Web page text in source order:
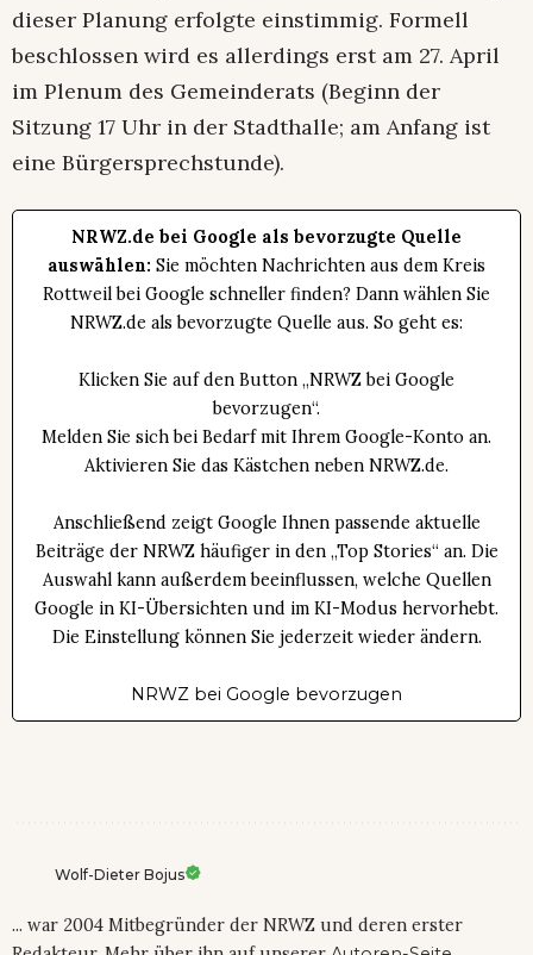
dieser Planung erfolgte einstimmig. Formell
beschlossen wird es allerdings erst am 27. April
im Plenum des Gemeinderats (Beginn der
Sitzung 17 Uhr in der Stadthalle; am Anfang ist
eine Bürgersprechstunde).
NRWZ.de bei Google als bevorzugte Quelle
auswählen: Sie möchten Nachrichten aus dem Kreis
Rottweil bei Google schneller finden? Dann wählen Sie
NRWZ.de als bevorzugte Quelle aus. So geht es:
Klicken Sie auf den Button „NRWZ bei Google
bevorzugen“.
Melden Sie sich bei Bedarf mit Ihrem Google-Konto an.
Aktivieren Sie das Kästchen neben NRWZ.de.
Anschließend zeigt Google Ihnen passende aktuelle
Beiträge der NRWZ häufiger in den „Top Stories“ an. Die
Auswahl kann außerdem beeinflussen, welche Quellen
Google in KI-Übersichten und im KI-Modus hervorhebt.
Die Einstellung können Sie jederzeit wieder ändern.
NRWZ bei Google bevorzugen
Wolf-Dieter Bojus
... war 2004 Mitbegründer der NRWZ und deren erster